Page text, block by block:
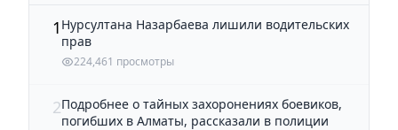
1 Нурсултана Назарбаева лишили водительских
прав
224,461 просмотры
2Подробнее о тайных захоронениях боевиков,
погибших в Алматы, рассказали в полиции